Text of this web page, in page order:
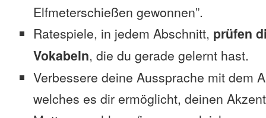
Elfmeterschießen gewonnen”.
Ratespiele, in jedem Abschnitt, prüfen
Vokabeln, die du gerade gelernt hast.
Verbessere deine Aussprache mit dem
welches es dir ermöglicht, deinen